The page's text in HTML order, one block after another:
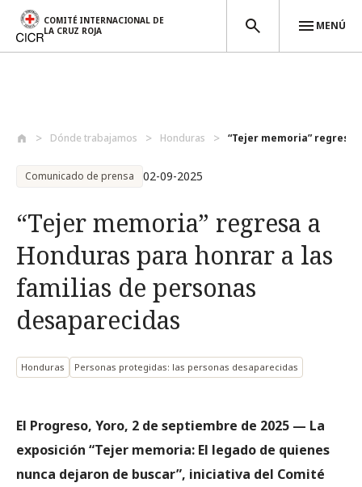
COMITÉ INTERNACIONAL DE
LA CRUZ ROJA
MENÚ
Dónde trabajamos Honduras “Tejer memoria” regresa
Comunicado de prensa 02-09-2025
“Tejer memoria” regresa a
Honduras para honrar a las
familias de personas
desaparecidas
Honduras Personas protegidas: las personas desaparecidas
El Progreso, Yoro, 2 de septiembre de 2025 — La
exposición “Tejer memoria: El legado de quienes
nunca dejaron de buscar”, iniciativa del Comité